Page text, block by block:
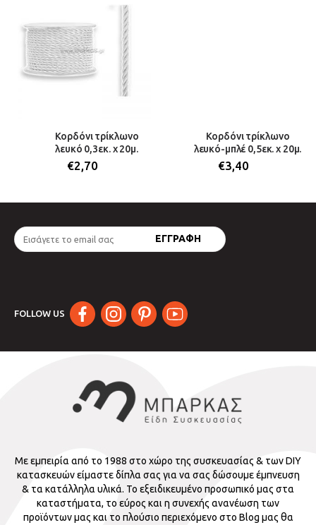
Κορδόνι τρίκλωνο
λευκό 0,3εκ. x 20μ.
€2,70
Κορδόνι τρίκλωνο
λευκό-μπλέ 0,5εκ. x 20μ.
€3,40
FOLLOW US
Με εμπειρία από το 1988 στο χώρο της συσκευασίας & των DIY
κατασκευών είμαστε δίπλα σας για να σας δώσουμε έμπνευση
& τα κατάλληλα υλικά. Το εξειδικευμένο προσωπικό μας στα
καταστήματα, το εύρος και η συνεχής ανανέωση των
προϊόντων μας και το πλούσιο περιεχόμενο στο Blog μας θα